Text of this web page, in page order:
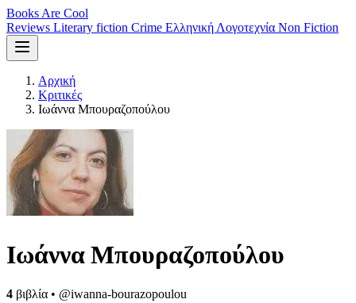
Books Are Cool
Reviews Literary fiction Crime Ελληνική Λογοτεχνία Non Fiction
Αρχική
Κριτικές
Ιωάννα Μπουραζοπούλου
Ιωάννα Μπουραζοπούλου
4 βιβλία • @iwanna-bourazopoulou